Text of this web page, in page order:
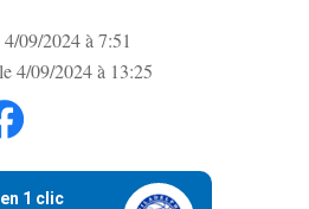
09/2024 à 7:51
4/09/2024 à 13:25
1 clic